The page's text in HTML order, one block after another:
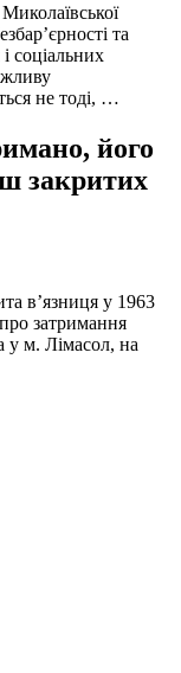
та
соціальних
не тоді, …
його
закритих
в’язниця у 1963
затримання
у м. Лімасол, на